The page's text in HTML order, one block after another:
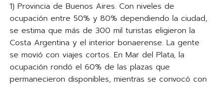
1) Provincia de Buenos Aires. Con niveles de
ocupación entre 50% y 80% dependiendo la ciudad,
se estima que más de 300 mil turistas eligieron la
Costa Argentina y el interior bonaerense. La gente
se movió con viajes cortos. En Mar del Plata, la
ocupación rondó el 60% de las plazas que
permanecieron disponibles, mientras se convocó con